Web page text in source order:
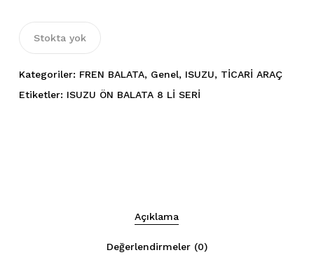
Stokta yok
Kategoriler: FREN BALATA, Genel, ISUZU, TİCARİ ARAÇ
Etiketler: ISUZU ÖN BALATA 8 Lİ SERİ
Açıklama
Değerlendirmeler (0)
ve site adresim bu tarayıcıya